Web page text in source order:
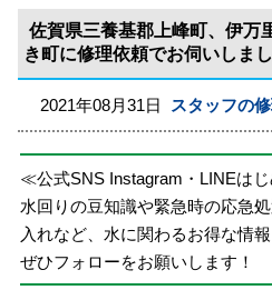
佐賀県三養基郡上峰町、伊万
き町に修理依頼でお伺いしまし
2021年08月31日 スタッフの
≪公式SNS Instagram・LINEは
水回りの豆知識や緊急時の応急
入れなど、水に関わるお得な情
ぜひフォローをお願いします！